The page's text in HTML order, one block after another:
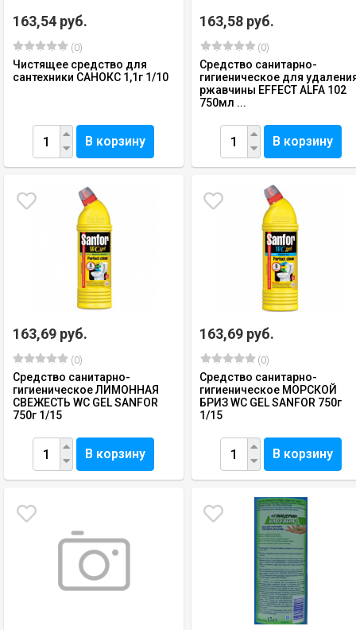
163,54 руб.
(0)
Чистящее средство для
сантехники САНОКС 1,1г 1/10
В корзину
163,58 руб.
(0)
Средство санитарно-
гигиеническое для
ржавчины EFFECT ALFA 102
750мл ...
В корзину
163,69 руб.
(0)
Средство санитарно-
гигиеническое ЛИМОННАЯ
СВЕЖЕСТЬ WC GEL SANFOR
750г 1/15
В корзину
163,69 руб.
(0)
Средство санитарно-
гигиеническое МОРСКОЙ
БРИЗ WC GEL SANFOR 750г
1/15
В корзину